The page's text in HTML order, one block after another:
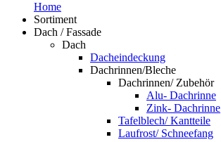
Home
Sortiment
Dach / Fassade
Dach
Dacheindeckung
Dachrinnen/Bleche
Dachrinnen/ Zubehör
Alu- Dachrinne
Zink- Dachrinne
Tafelblech/ Kantteile
Laufrost/ Schneefang